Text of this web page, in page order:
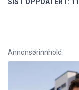
SIST OPPDATERT:
Annonsørinnhold